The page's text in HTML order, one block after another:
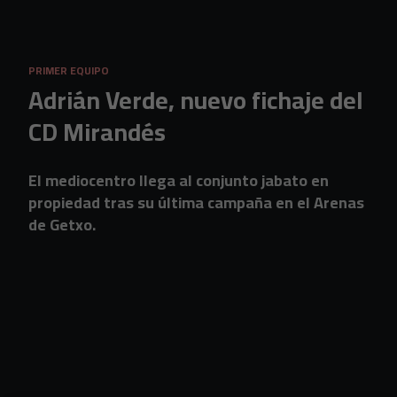
PRIMER EQUIPO
Adrián Verde, nuevo fichaje del
CD Mirandés
El mediocentro llega al conjunto jabato en
propiedad tras su última campaña en el Arenas
de Getxo.